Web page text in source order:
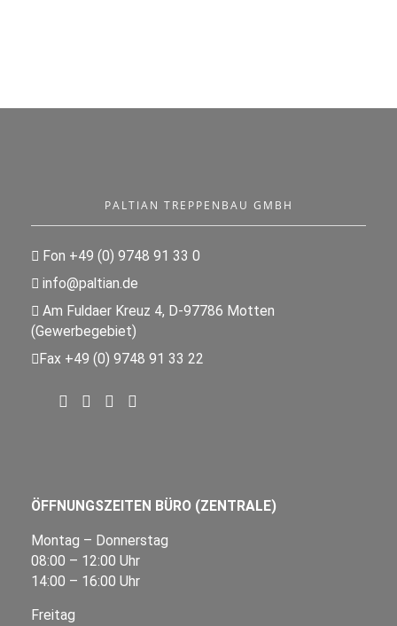
PALTIAN TREPPENBAU GMBH
Fon +49 (0) 9748 91 33 0
info@paltian.de
Am Fuldaer Kreuz 4, D-97786 Motten
(Gewerbegebiet)
Fax +49 (0) 9748 91 33 22
ÖFFNUNGSZEITEN BÜRO (ZENTRALE)
Montag – Donnerstag
08:00 – 12:00 Uhr
14:00 – 16:00 Uhr
Freitag